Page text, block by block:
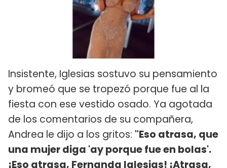
Insistente, Iglesias sostuvo su pensamiento
y bromeó que se tropezó porque fue al la
fiesta con ese vestido osado. Ya agotada
de los comentarios de su compañera,
Andrea le dijo a los gritos: "Eso atrasa, que
una mujer diga 'ay porque fue en bolas'.
¡Eso atrasa, Fernanda Iglesias! ¡Atrasa,